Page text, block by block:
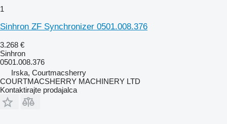
1
Sinhron ZF Synchronizer 0501.008.376
3.268 €
Sinhron
0501.008.376
Irska, Courtmacsherry
COURTMACSHERRY MACHINERY LTD
Kontaktirajte prodajalca